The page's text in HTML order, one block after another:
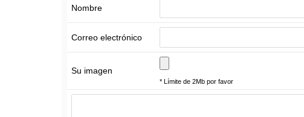
Nombre
Correo electrónico
Su imagen
* Límite de 2Mb por favor